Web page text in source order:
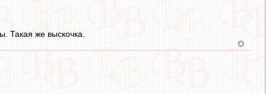
Такая же выскочка.